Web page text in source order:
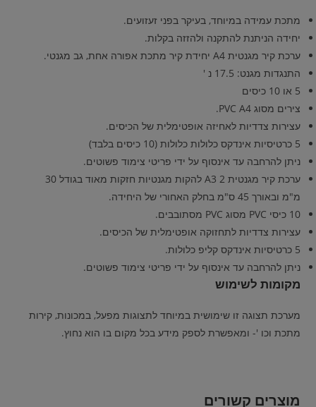
מתכת עמידה במיוחד, בעיקר בפני זעזועים.
יחידה הניתנת להתקנה ולהזזה בקלות.
ערכת קיר מגנטית A4 יחידת קיר מתכת אפורה אחת, גב מגנטי.
התנגדות מגנט: 17.5 נ '
5 או 10 כיסים
צירים מסוג PVC A4.
עצירות צדדיות לאחיזה אופטימלית של הכיסים.
5 כרטיסיות אינדקס כלולות כלולות (10 כיסים בלבד)
ניתן להרחבה עד אינסוף על ידי פריטי צימוד פשוטים.
ערכת קיר מגנטית A3 2 להקות מגנטיות חזקות מאוד בגודל 30
מ"מ ובאורך 45 ס"מ בחלק האחורי של היחידה.
10 כיסי PVC מסוג PVC מסתובבים.
עצירות צדדיות לתחזוקה אופטימלית של הכיסים.
5 כרטיסיות אינדקס קליפ כלולות.
ניתן להרחבה עד אינסוף על ידי פריטי צימוד פשוטים.
מקומות לשימוש
מערכת תצוגה זו שימושית במיוחד לתצוגות מפעל, במכונות, קירות
מתכת וכו '- ומאפשרת לספק מידע בכל מקום בו הוא נחוץ.
מוצרים קשורים